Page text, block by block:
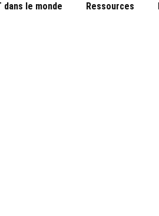
dans le monde Ressources